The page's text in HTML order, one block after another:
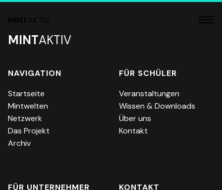
MINTAKTIV
MINTAKTIV
NAVIGATION
Startseite
Mintwelten
Netzwerk
Das Projekt
Archiv
FÜR SCHÜLER
Veranstaltungen
Wissen & Downloads
Über uns
Kontakt
FÜR UNTERNEHMER
KONTAKT